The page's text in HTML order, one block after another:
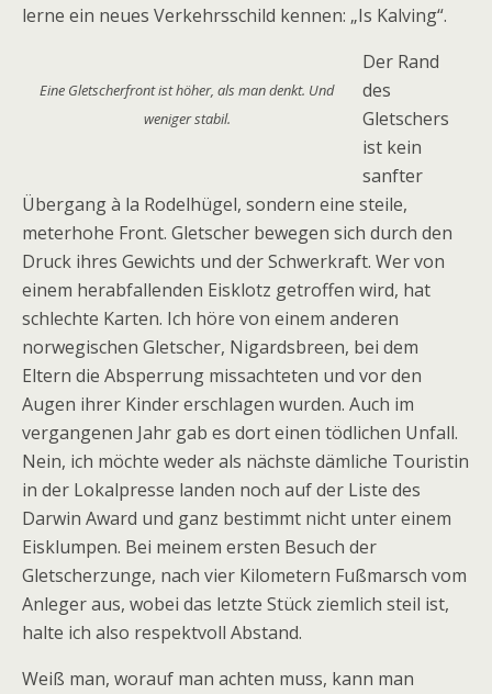
lerne ein neues Verkehrsschild kennen: „Is Kalving“.
Eine Gletscherfront ist höher, als man denkt. Und
weniger stabil.
Der Rand
des
Gletschers
ist kein
sanfter
Übergang à la Rodelhügel, sondern eine steile,
meterhohe Front. Gletscher bewegen sich durch den
Druck ihres Gewichts und der Schwerkraft. Wer von
einem herabfallenden Eisklotz getroffen wird, hat
schlechte Karten. Ich höre von einem anderen
norwegischen Gletscher, Nigardsbreen, bei dem
Eltern die Absperrung missachteten und vor den
Augen ihrer Kinder erschlagen wurden. Auch im
vergangenen Jahr gab es dort einen tödlichen Unfall.
Nein, ich möchte weder als nächste dämliche Touristin
in der Lokalpresse landen noch auf der Liste des
Darwin Award und ganz bestimmt nicht unter einem
Eisklumpen. Bei meinem ersten Besuch der
Gletscherzunge, nach vier Kilometern Fußmarsch vom
Anleger aus, wobei das letzte Stück ziemlich steil ist,
halte ich also respektvoll Abstand.
Weiß man, worauf man achten muss, kann man